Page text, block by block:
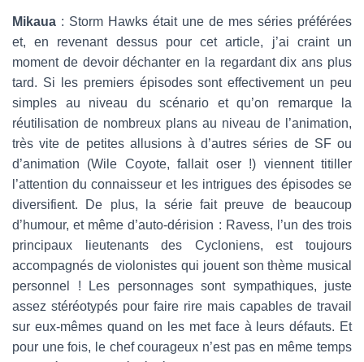
Mikaua : Storm Hawks était une de mes séries préférées
et, en revenant dessus pour cet article, j’ai craint un
moment de devoir déchanter en la regardant dix ans plus
tard. Si les premiers épisodes sont effectivement un peu
simples au niveau du scénario et qu’on remarque la
réutilisation de nombreux plans au niveau de l’animation,
très vite de petites allusions à d’autres séries de SF ou
d’animation (Wile Coyote, fallait oser !) viennent titiller
l’attention du connaisseur et les intrigues des épisodes se
diversifient. De plus, la série fait preuve de beaucoup
d’humour, et même d’auto-dérision : Ravess, l’un des trois
principaux lieutenants des Cycloniens, est toujours
accompagnés de violonistes qui jouent son thème musical
personnel ! Les personnages sont sympathiques, juste
assez stéréotypés pour faire rire mais capables de travail
sur eux-mêmes quand on les met face à leurs défauts. Et
pour une fois, le chef courageux n’est pas en même temps